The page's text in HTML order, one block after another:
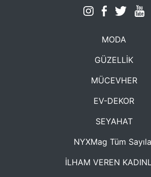
MODA
GÜZELLİK
MÜCEVHER
EV-DEKOR
SEYAHAT
NYXMag Tüm
İLHAM VEREN